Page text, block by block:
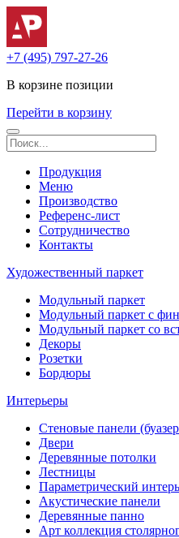
+7 (495) 797-27-26
В корзине позиции
Перейти в корзину
Продукция
Меню
Производство
Референс-лист
Сотрудничество
Контакты
Художественный паркет
Модульный паркет
Модульный паркет с
Модульный паркет со
Декоры
Розетки
Бордюры
Интерьеры
Стеновые панели
Двери
Деревянные потолки
Лестницы
Параметрический
Акустические панели
Деревянные панно
Арт коллекция